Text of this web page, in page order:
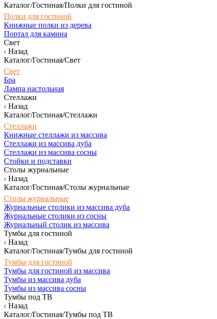
Каталог/Гостиная/Полки для гостиной
Полки для гостиной
Книжные полки из дерева
Портал для камина
Свет
Назад
Каталог/Гостиная/Свет
Свет
Бра
Лампа настольная
Стеллажи
Назад
Каталог/Гостиная/Стеллажи
Стеллажи
Книжные стеллажи из массива
Стеллажи из массива дуба
Стеллажи из массива сосны
Стойки и подставки
Столы журнальные
Назад
Каталог/Гостиная/Столы журнальные
Столы журнальные
Журнальные столики из массива дуба
Журнальные столики из сосны
Журнальный столик из массива
Тумбы для гостиной
Назад
Каталог/Гостиная/Тумбы для гостиной
Тумбы для гостиной
Тумбы для гостиной из массива
Тумбы из массива дуба
Тумбы из массива сосны
Тумбы под ТВ
Назад
Каталог/Гостиная/Тумбы под ТВ